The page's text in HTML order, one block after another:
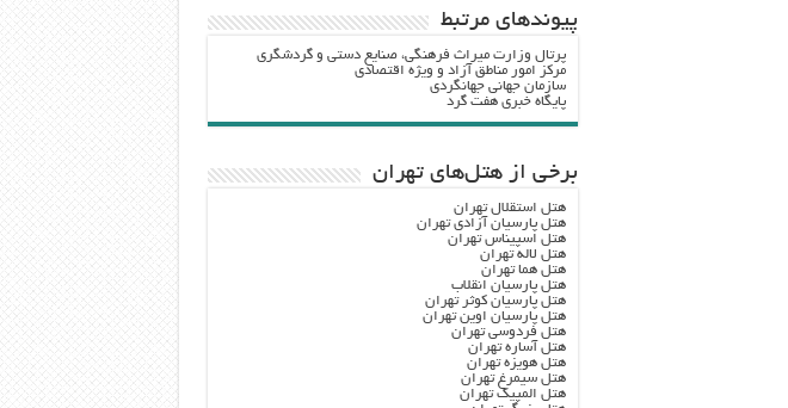
پيوندهاي مرتبط
پرتال وزارت ميراث فرهنگي، صنایع دستی و گردشگري
مرکز امور مناطق آزاد و ویژه اقتصادی
سازمان جهانی جهانگردی
پایگاه خبری هفت گرد
برخی از هتل‌های تهران
هتل استقلال تهران
هتل پارسیان آزادی تهران
هتل اسپیناس تهران
هتل لاله تهران
هتل هما تهران
هتل پارسیان انقلاب
هتل پارسیان کوثر تهران
هتل پارسیان اوین تهران
هتل فردوسی تهران
هتل آساره تهران
هتل هویزه تهران
هتل سیمرغ تهران
هتل المپیک تهران